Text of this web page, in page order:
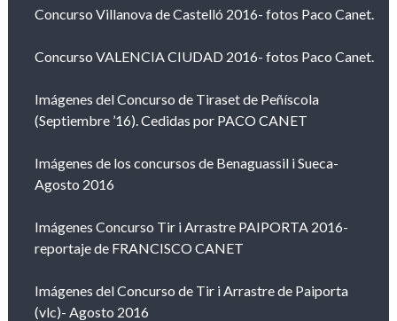
Concurso Villanova de Castelló 2016- fotos Paco Canet.
Concurso VALENCIA CIUDAD 2016- fotos Paco Canet.
Imágenes del Concurso de Tiraset de Peñíscola
(Septiembre ’16). Cedidas por PACO CANET
Imágenes de los concursos de Benaguassil i Sueca-
Agosto 2016
Imágenes Concurso Tir i Arrastre PAIPORTA 2016-
reportaje de FRANCISCO CANET
Imágenes del Concurso de Tir i Arrastre de Paiporta
(vlc)- Agosto 2016